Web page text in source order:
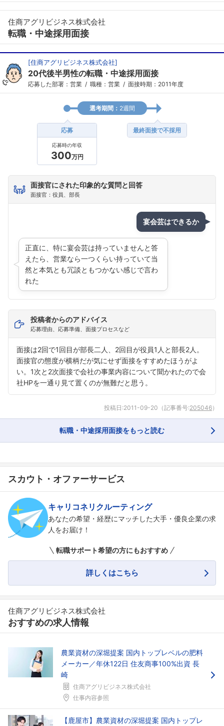
住商アグリビジネス株式会社
転職・中途採用面接
[住商アグリビジネス株式会社]
20代後半男性の転職・中途採用面接
応募した部署：営業 職種：営業 面接時期：2011年度
選考期間： 2週間
応募
応募時の年収
300万円
最終面接で不採用
面接官にされた印象的な質問と回答
面接官：役員、部長
宴会芸はできるか
正直に、特に宴会芸は持っていませんと答
えたら、営業なら一つくらい持っていて当
然と本気とも冗談ともつかない感じで言わ
れた
投稿者からのアドバイス
応募理由、応募準備、面接プロセスなど
面接は2回で1回目が部長二人、2回目が役員1人と部長2人。
面接官の態度が横柄だが気にせず面接をすすめたほうがよ
い。1次と2次面接で会社の事業内容について聞かれたので会
社HPを一通り見て置くのが無難だと思う。
投稿日:2011-09-20 （記事番号:205046）
転職・中途採用面接をもっと読む
スカウト・オファーサービス
キャリコネリクルーティング
あなたの希望・経歴にマッチした大手・優良企業の求
人をお届け！
転職サポート希望の方にもおすすめ
詳しくはこちら
住商アグリビジネス株式会社
おすすめの求人情報
農業資材の深堀提案 国内トップレベルの肥料
メーカー／年休122日 住友商事100%出資 長
崎
住商アグリビジネス株式会社
仕事内容参照
【鹿屋市】農業資材の深堀提案 国内トップレ